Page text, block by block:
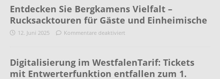
Entdecken Sie Bergkamens Vielfalt –
Rucksacktouren für Gäste und Einheimische
12. Juni 2025 Kommentare deaktiviert
Digitalisierung im WestfalenTarif: Tickets
mit Entwerterfunktion entfallen zum 1.